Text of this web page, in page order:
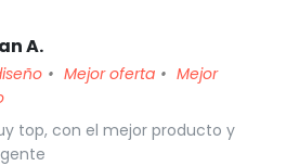
A.
Mejor oferta
Mejor
top, con el mejor producto y